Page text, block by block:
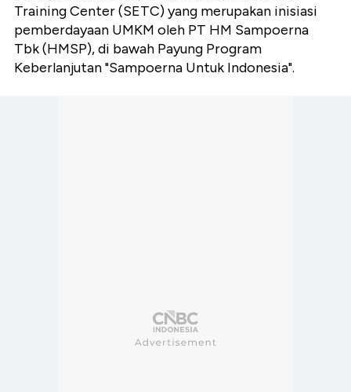
Training Center (SETC) yang merupakan inisiasi
pemberdayaan UMKM oleh PT HM Sampoerna
Tbk (HMSP), di bawah Payung Program
Keberlanjutan "Sampoerna Untuk Indonesia".